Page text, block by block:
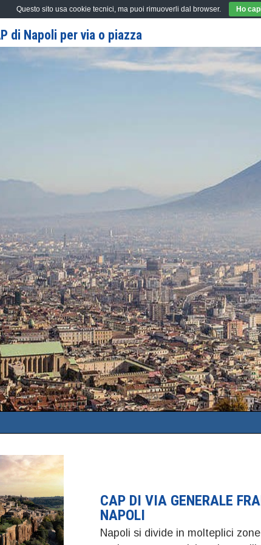
di Napoli per via o piazza
CAP DI VIA GENERALE
NAPOLI
Napoli si divide in molteplici
Questo sito usa cookie tecnici, ma puoi rimuoverli dal browser. Ho